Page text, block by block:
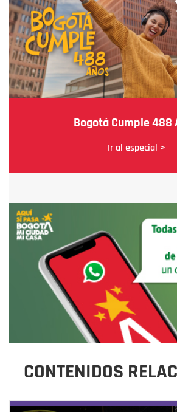
Bogotá Cumple 488
Ir al especial >
CONTENIDOS